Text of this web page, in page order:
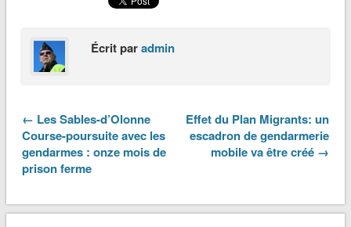
Écrit paradmin
← Les Sables-d’Olonne
Course-poursuite avec les
gendarmes : onze mois de
prison ferme
Effet du Plan Migrants: un
escadron de gendarmerie
mobile va être créé →